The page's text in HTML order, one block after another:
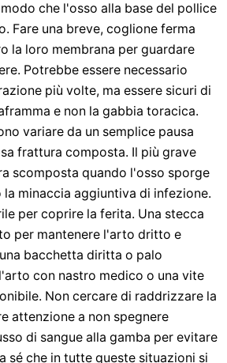
che l'osso alla base del pollice
Fare una breve, coglione ferma
la loro membrana per guardare
Potrebbe essere necessario
più volte, ma essere sicuri di
e non la gabbia toracica.
variare da un semplice pausa
frattura composta. Il più grave
scomposta quando l'osso sporge
minaccia aggiuntiva di infezione.
per coprire la ferita. Una stecca
per mantenere l'arto dritto e
bacchetta diritta o palo
con nastro medico o una vite
Non cercare di raddrizzare la
attenzione a non spegnere
di sangue alla gamba per evitare
sé che in tutte queste situazioni si